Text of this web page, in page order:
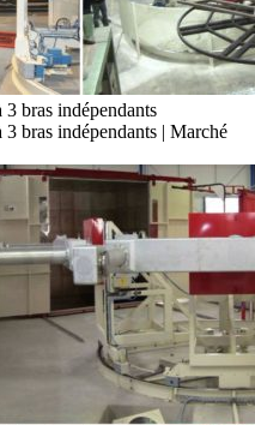
bras indépendants
bras indépendants | Marché